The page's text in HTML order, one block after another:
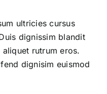
ultricies cursus
dignissim blandit
rutrum eros.
dignisim euismod